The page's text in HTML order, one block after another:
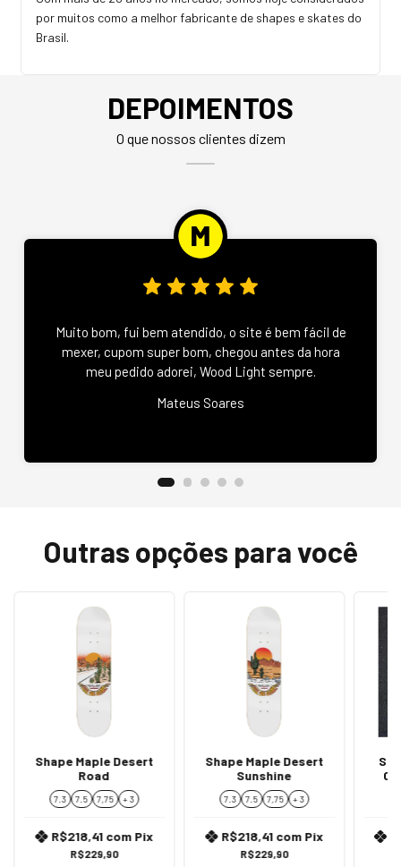
por muitos como a melhor fabricante de shapes e skates do
Brasil.
DEPOIMENTOS
O que nossos clientes dizem
Muito bom, fui bem atendido, o site é bem fácil de
mexer, cupom super bom, chegou antes da hora
meu pedido adorei, Wood Light sempre.
Mateus Soares
Outras opções para você
Shape Maple Desert
Road
7.3 7.5 7,75 + 3
R$229,90
R$218,41 com Pix
Shape Maple Desert
Sunshine
7.3 7.5 7,75 + 3
R$229,90
R$218,41 com Pix